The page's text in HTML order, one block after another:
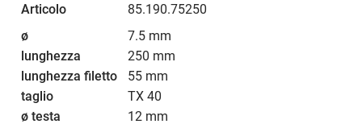
85.190.75250
7.5 mm
250 mm
55 mm
TX 40
12 mm